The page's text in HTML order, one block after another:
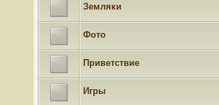
Земляки
Фото
Приветствие
Игры